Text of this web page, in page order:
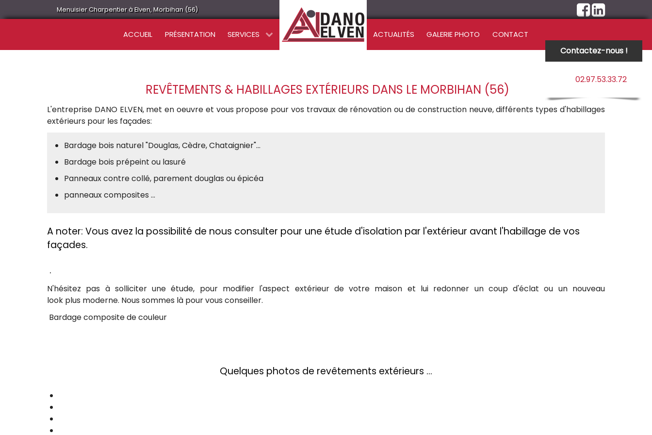
Menuisier Charpentier à Elven, Morbihan (56)
ACCUEIL PRÉSENTATION SERVICES ACTUALITÉS GALERIE PHOTO CONTACT
Contactez-nous !
02.97.53.33.72
REVÊTEMENTS & HABILLAGES EXTÉRIEURS DANS LE MORBIHAN (56)
L'entreprise DANO ELVEN, met en oeuvre et vous propose pour vos travaux de rénovation ou de construction neuve, différents types d'habillages
extérieurs pour les façades:
Bardage bois naturel "Douglas, Cèdre, Chataignier"...
Bardage bois prépeint ou lasuré
Panneaux contre collé, parement douglas ou épicéa
panneaux composites …
A noter: Vous avez la possibilité de nous consulter pour une étude d'isolation par l'extérieur avant l'habillage de vos
façades.
.
N'hésitez pas à solliciter une étude, pour modifier l'aspect extérieur de votre maison et lui redonner un coup d'éclat ou un nouveau
look plus moderne. Nous sommes là pour vous conseiller.
Bardage composite de couleur
Quelques photos de revêtements extérieurs ...